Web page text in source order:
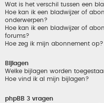
Wat is het verschil tussen een
Hoe kan ik een bladwijzer of
onderwerpen?
Hoe kan ik een bladwijzer of
forums?
Hoe zeg ik mijn abonnement op?
Bijlagen
Welke bijlagen worden
Hoe vind ik al mijn bijlagen?
phpBB 3 vragen